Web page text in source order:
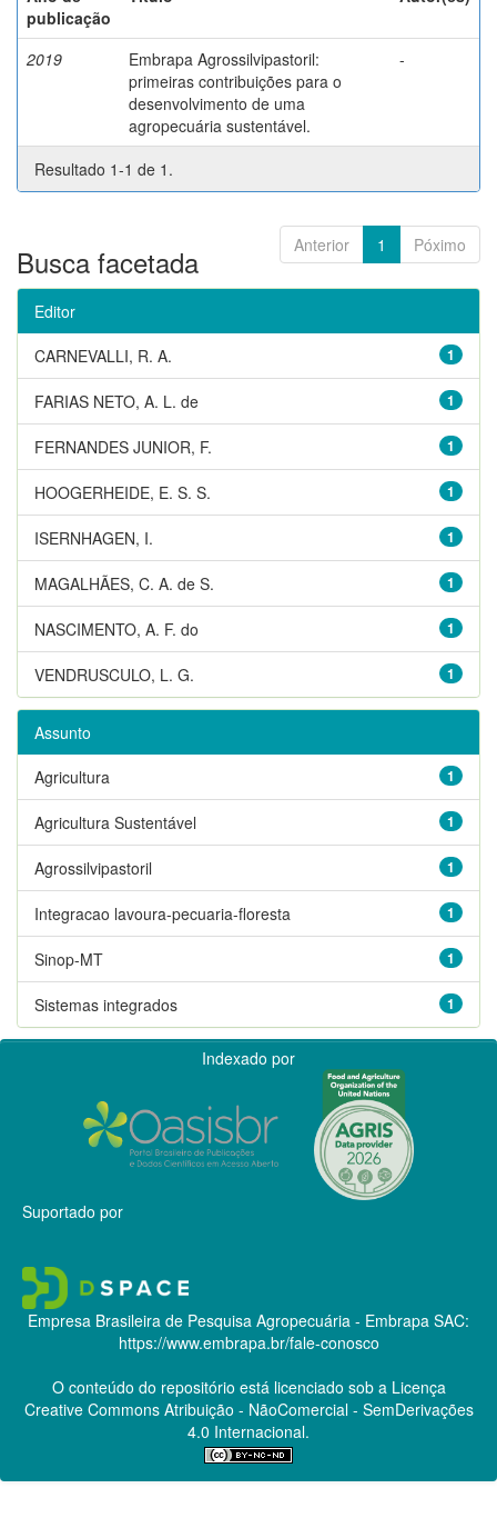
publicação
2019
Embrapa Agrossilvipastoril:
primeiras contribuições para o
desenvolvimento de uma
agropecuária sustentável.
-
Resultado 1-1 de 1.
Anterior 1 Póximo
Busca facetada
Editor
1
CARNEVALLI, R. A.
1
FARIAS NETO, A. L. de
1
FERNANDES JUNIOR, F.
1
HOOGERHEIDE, E. S. S.
1
ISERNHAGEN, I.
1
MAGALHÃES, C. A. de S.
1
NASCIMENTO, A. F. do
1
VENDRUSCULO, L. G.
Assunto
1
Agricultura
1
Agricultura Sustentável
1
Agrossilvipastoril
1
Integracao lavoura-pecuaria-floresta
1
Sinop-MT
1
Sistemas integrados
Indexado por
Suportado por
Empresa Brasileira de Pesquisa Agropecuária - Embrapa SAC:
https://www.embrapa.br/fale-conosco
O conteúdo do repositório está licenciado sob a Licença
Creative CommonsAtribuição - NãoComercial - SemDerivações
4.0 Internacional.